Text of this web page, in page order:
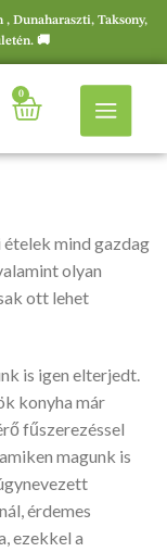
, Dunaharaszti, Taksony,
🚚
0
mind gazdag
olyan
ott lehet
is igen elterjedt.
konyha már
fűszerezéssel
magunk is
érdemes
ezekkel a